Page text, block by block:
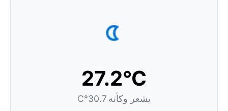
27.2°C
يشعر وكأنه 30.7°C